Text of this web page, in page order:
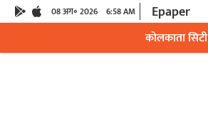
08 अग॰ 2026 6:58 AM Epaper
कोलकाता सिटी